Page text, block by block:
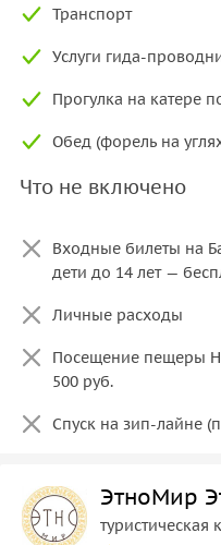
Транспорт
Услуги гида-
Прогулка на катере
Обед (форель на
Что не включено
Входные билеты на
дети до 14 лет —
Личные расходы
Посещение пещеры
500 руб.
Спуск на зип-лайне
ЭтноМир
туристическая